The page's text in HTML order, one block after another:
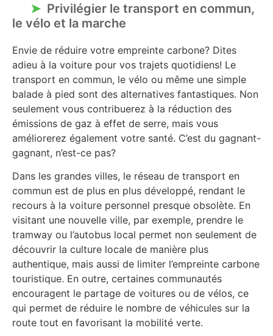
Privilégier le transport en commun,
le vélo et la marche
Envie de réduire votre empreinte carbone? Dites
adieu à la voiture pour vos trajets quotidiens! Le
transport en commun, le vélo ou même une simple
balade à pied sont des alternatives fantastiques. Non
seulement vous contribuerez à la réduction des
émissions de gaz à effet de serre, mais vous
améliorerez également votre santé. C’est du gagnant-
gagnant, n’est-ce pas?
Dans les grandes villes, le réseau de transport en
commun est de plus en plus développé, rendant le
recours à la voiture personnel presque obsolète. En
visitant une nouvelle ville, par exemple, prendre le
tramway ou l’autobus local permet non seulement de
découvrir la culture locale de manière plus
authentique, mais aussi de limiter l’empreinte carbone
touristique. En outre, certaines communautés
encouragent le partage de voitures ou de vélos, ce
qui permet de réduire le nombre de véhicules sur la
route tout en favorisant la mobilité verte.